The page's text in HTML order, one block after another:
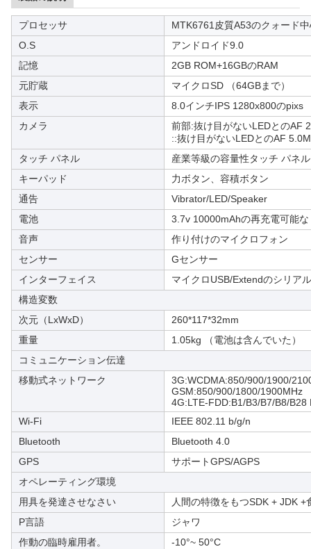
プロセッサ
MTK6761皮質A53のクォード
O.S
アンドロイド9.0
記憶
2GB ROM+16GBのRAM
元貯蔵
マイクロSD （64GBまで）
表示
8.0インチIPS 1280x800のpixs
カメラ
前部:抜け目がないLEDとのAF
::抜け目がないLEDとのAF
タッチ パネル
産業等級の容量性タッチ パネル
キーパッド
力ボタン、容積ボタン
通告
Vibrator/LED/Speaker
電池
3.7v 10000mAhの再充電可能
音声
作り付けのマイクロフォン
センサー
Gセンサー
インターフェイス
マイクロUSB/Extendのシリア
構造変数
次元（LxWxD）
260*117*32mm
重量
1.05kg （電池は含んでいた）
コミュニケーション伝達
移動式ネットワーク
3G:WCDMA:850/900/1900/
GSM:850/900/1800/1900MHz
4G:LTE-FDD:B1/B3/B7/B8/
Wi-Fi
IEEE 802.11 b/g/n
Bluetooth
Bluetooth 4.0
GPS
サポートGPS/AGPS
オペレーティング環境
用具を発達させなさい
人間の特徴をもつSDK + JDK +
P言語
ジャワ
作動の臨時雇用者。
-10°~ 50°C